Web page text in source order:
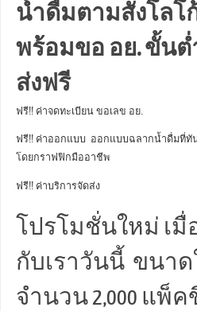
น้ำดื่มตามสั่งโล
พร้อมขอ อย. ขั้นต่
ส่งฟรี
ฟรี!! ค่าจดทะเบียน ขอเลข อย.
ฟรี!! ค่าออกแบบ ออกแบบฉลากน้ำดื่มที่ทั
โดยกราฟฟิกมืออาชีพ
ฟรี!! ค่าบริการจัดส่ง
โปรโมชั่นใหม่ เมื่
กับเราวันนี้ ขนาด
จำนวน 2,000 แพ็